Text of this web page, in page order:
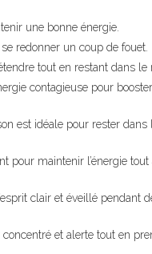
une bonne énergie.
redonner un coup de fouet.
tout en restant dans le
contagieuse pour booster
est idéale pour rester dans
pour maintenir l’énergie
clair et éveillé pendant
et alerte tout en